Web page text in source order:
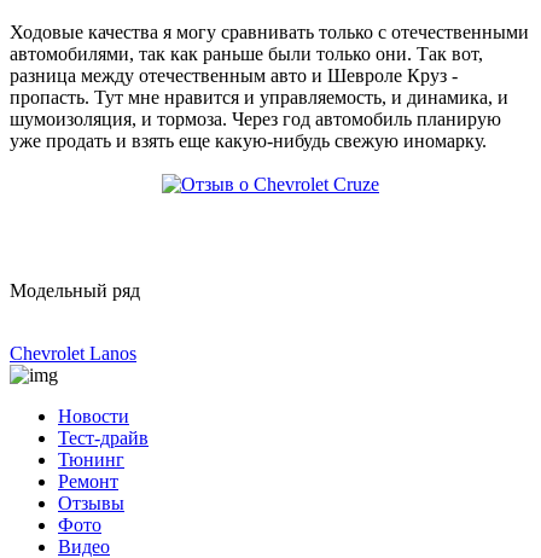
Ходовые качества я могу сравнивать только с отечественными
автомобилями, так как раньше были только они. Так вот,
разница между отечественным авто и Шевроле Круз -
пропасть. Тут мне нравится и управляемость, и динамика, и
шумоизоляция, и тормоза. Через год автомобиль планирую
уже продать и взять еще какую-нибудь свежую иномарку.
Модельный ряд
Chevrolet Lanos
Новости
Тест-драйв
Тюнинг
Ремонт
Отзывы
Фото
Видео